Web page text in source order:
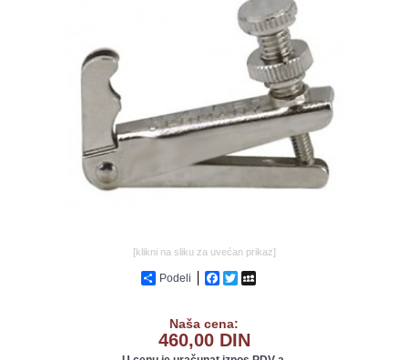
[klikni na sliku za uvećan prikaz]
Podeli Facebook
Twitter
Naša cena:
460,00 DIN